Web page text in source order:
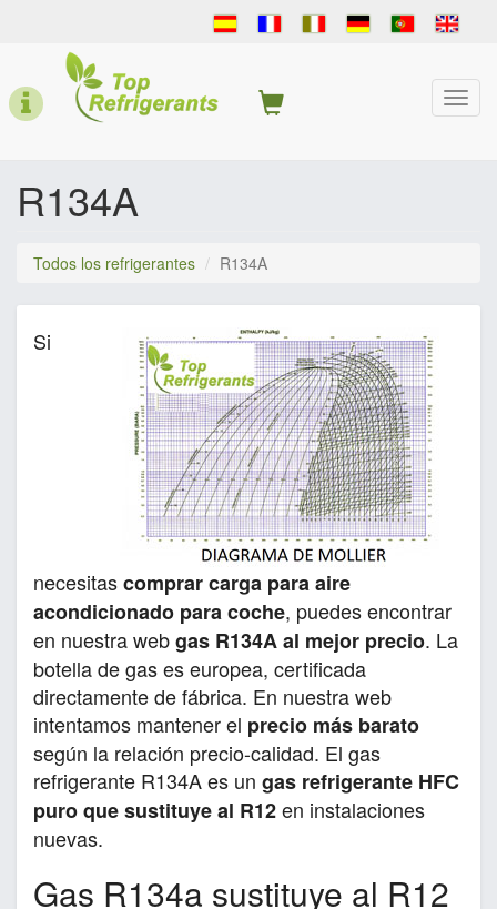
contenido
principal
R134A
Todos los refrigerantes R134A
Si
necesitascomprar carga para aire
acondicionado para coche, puedes encontrar
en nuestra webgas R134A al mejor precio. La
botella de gas es europea, certificada
directamente de fábrica. En nuestra web
intentamos mantener el precio más barato
según la relación precio-calidad. El gas
refrigerante R134A es un gas refrigerante HFC
puro que sustituye al R12en instalaciones
nuevas.
Gas R134a sustituye al R12